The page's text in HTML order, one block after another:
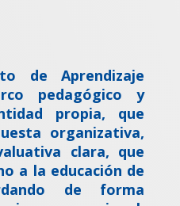
de Aprendizaje
pedagógico y
propia, que
organizativa,
clara, que
a la educación de
de forma